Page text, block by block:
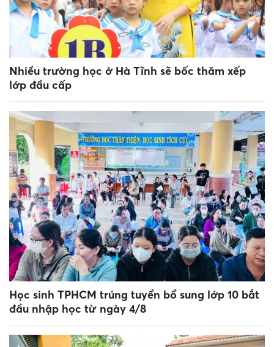
Nhiều trường học ở Hà Tĩnh sẽ bốc thăm xếp
lớp đầu cấp
Học sinh TPHCM trúng tuyển bổ sung lớp 10 bắt
đầu nhập học từ ngày 4/8